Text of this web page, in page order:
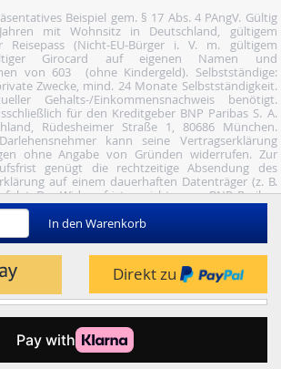
In den Warenkorb
Direkt zu
Beispiel gem. § 17 Abs. 4 PAngV. Gültig
mit Wohnsitz in Deutschland, gültigem
Reisepass (Nicht-EU-Bürger i. V. m. gültigem
Girocard auf eigenen Namen und
von 603  (ohne Kindergeld). Selbstständige:
Zwecke, mind. 24 Monate Selbstständigkeit.
Gehalts-/Einkommensnachweis benötigt.
für den Kreditgeber BNP Paribas S. A.
Rüdesheimer Straße 1, 80686 München.
kann seine Vertragserklärung
ohne Angabe von Gründen widerrufen. Zur
genügt die rechtzeitige Absendung des
auf einem dauerhaften Datenträger (z. B.
Der Widerruf ist zu richten an: BNP Paribas
Wuhanstraße 5, 47051 Duisburg (Fax: 02
Tel.: 02 03/34 69 54-02; E- Mail:
Shopping und bestelle versandkostenfrei.
du
gmbh